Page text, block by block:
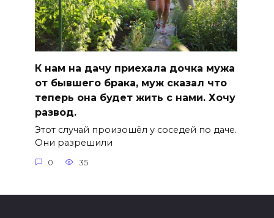
К нам на дачу приехала дочка мужа
от бывшего брака, муж сказал что
теперь она будет жить с нами. Хочу
развод.
Этот случай произошёл у соседей по даче.
Они разрешили
0 35